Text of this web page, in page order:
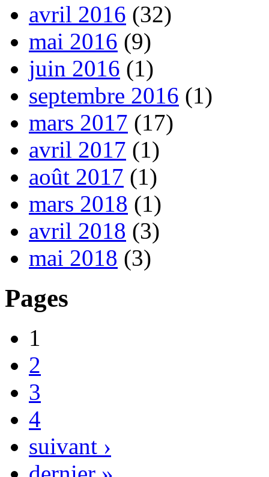
avril 2016 (32)
mai 2016 (9)
juin 2016 (1)
septembre 2016 (1)
mars 2017 (17)
avril 2017 (1)
août 2017 (1)
mars 2018 (1)
avril 2018 (3)
mai 2018 (3)
Pages
1
2
3
4
suivant ›